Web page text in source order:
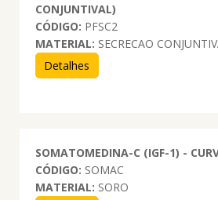
CONJUNTIVAL)
CÓDIGO: PFSC2
MATERIAL: SECRECAO
Detalhes
SOMATOMEDINA-C (IGF-1) -
CÓDIGO: SOMAC
MATERIAL: SORO